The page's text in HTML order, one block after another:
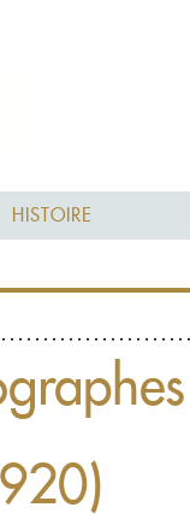
HISTOIRE